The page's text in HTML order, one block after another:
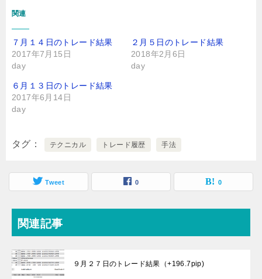
関連
７月１４日のトレード結果
2017年7月15日
day
２月５日のトレード結果
2018年2月6日
day
６月１３日のトレード結果
2017年6月14日
day
タグ テクニカル トレード履歴 手法
Tweet 0 0
関連記事
９月２７日のトレード結果（+196.7pip)